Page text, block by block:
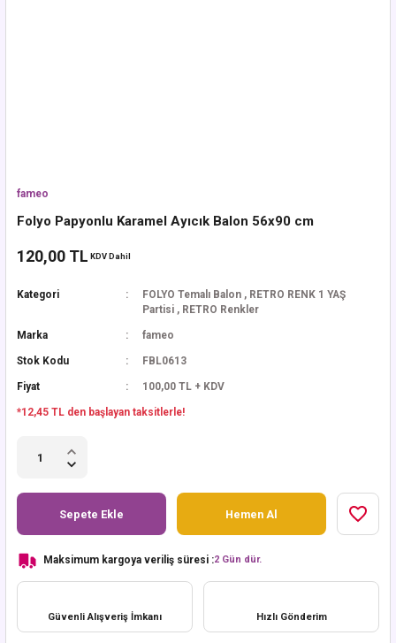
fameo
Folyo Papyonlu Karamel Ayıcık Balon 56x90 cm
120,00 TL KDV Dahil
Kategori FOLYO Temalı Balon , RETRO RENK 1 YAŞ
Partisi , RETRO Renkler
Marka fameo
Stok Kodu FBL0613
Fiyat 100,00 TL + KDV
*12,45 TL den başlayan taksitlerle!
Sepete Ekle Hemen Al
Maksimum kargoya veriliş süresi :2 Gün dür.
Güvenli Alışveriş İmkanı Hızlı Gönderim